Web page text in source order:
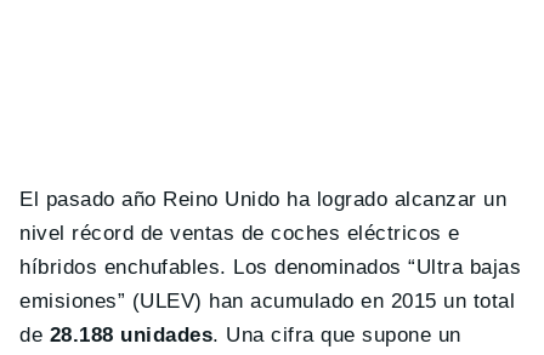
El pasado año Reino Unido ha logrado alcanzar un
nivel récord de ventas de coches eléctricos e
híbridos enchufables. Los denominados “Ultra bajas
emisiones” (ULEV) han acumulado en 2015 un total
de 28.188 unidades. Una cifra que supone un